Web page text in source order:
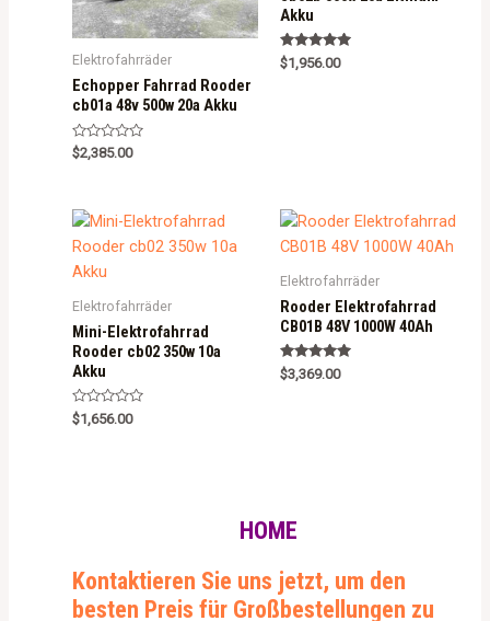
Elektrofahrräder
Echopper Fahrrad Rooder
cb01a 48v 500w 20a Akku
R
a
0
o
u
t
o
f
$2,385.00
Akku
Rated
5.00
$1,956.00
Elektrofahrräder
Mini-Elektrofahrrad
Rooder cb02 350w 10a
Akku
R
a
$1,656.00
Elektrofahrräder
Rooder Elektrofahrrad
CB01B 48V 1000W 40Ah
Rated
5.00
$3,369.00
HOME
Kontaktieren Sie uns jetzt, um den
besten Preis für Großbestellungen zu